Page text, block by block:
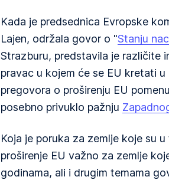
Kada je predsednica Evropske
Lajen, održala govor o "Stanju
Strazburu, predstavila je različite
pravac u kojem će se EU kretati
pregovora o proširenju EU
posebno privuklo pažnju
Koja je poruka za zemlje koje su
proširenje EU važno za zemlje
godinama, ali i drugim temama